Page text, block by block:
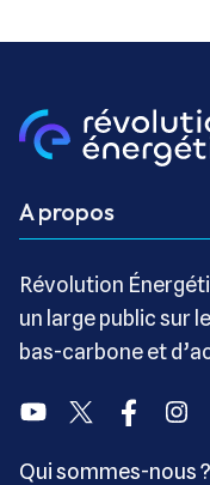
A propos
Révolution
un large public sur
bas-carbone et
YoutubeTwitter Facebook
Qui sommes-nous ?